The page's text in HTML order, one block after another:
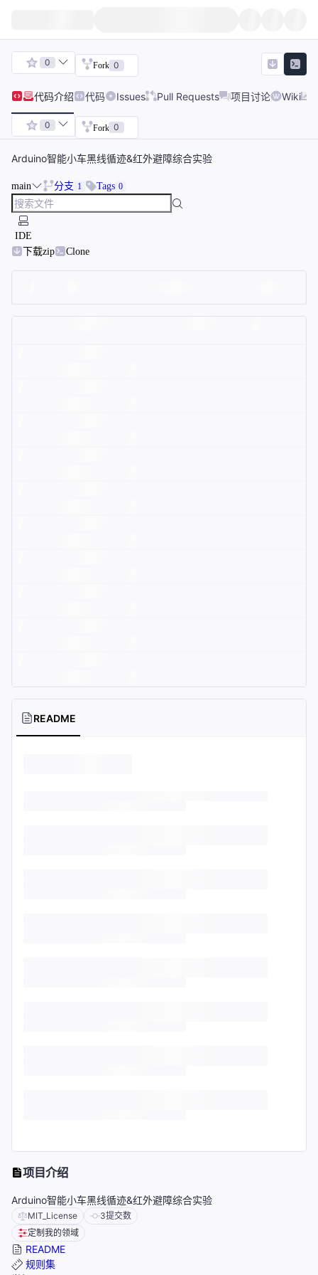
0 Fork 0
代码介绍 代码 Issues Pull Requests 项目讨论 Wiki
0 Fork 0
Arduino智能小车黑线循迹&红外避障综合实验
main 分支 1 Tags 0
IDE
下载zip
Clone
README
项目介绍
Arduino智能小车黑线循迹&红外避障综合实验
MIT_License 3提交数
定制我的领域
README
规则集